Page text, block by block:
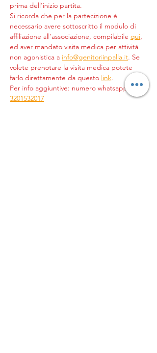
prima dell'inizio partita.
Si ricorda che per la partecizione è
necessario avere sottoscritto il modulo di
affiliazione all'associazione, compilabile qui,
ed aver mandato visita medica per attività
non agonistica a info@genitoriinpalla.it. Se
volete prenotare la visita medica potete
farlo direttamente da questo link.
Per info aggiuntive: numero whatsapp +39
3201532017